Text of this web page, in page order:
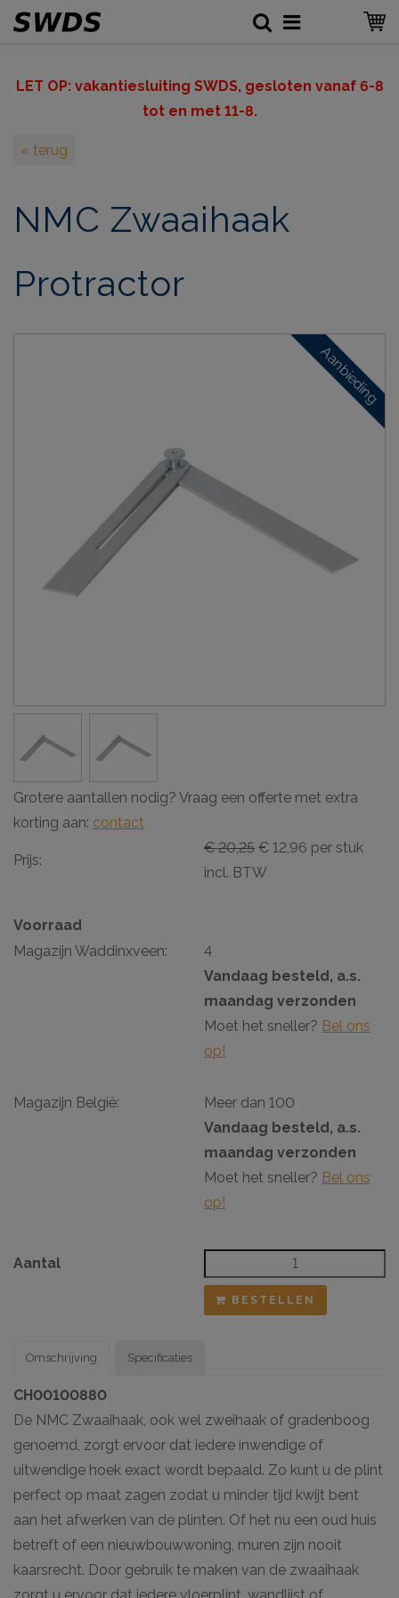
LET OP: vakantiesluiting SWDS, gesloten vanaf 6-8
tot en met 11-8.
« terug
NMC Zwaaihaak
Protractor
Aanbieding
Grotere aantallen nodig? Vraag een offerte met extra
korting aan: contact
Prijs:
€ 20,25 € 12,96 per stuk
incl. BTW
Voorraad
Magazijn Waddinxveen:
4
Vandaag besteld, a.s.
maandag verzonden
Moet het sneller? Bel ons
op!
Magazijn België:
Meer dan 100
Vandaag besteld, a.s.
maandag verzonden
Moet het sneller? Bel ons
op!
Aantal
BESTELLEN
Omschrijving
CH00100880
De NMC Zwaaihaak, ook wel zweihaak of gradenboog
genoemd, zorgt ervoor dat iedere inwendige of
uitwendige hoek exact wordt bepaald. Zo kunt u de plint
perfect op maat zagen zodat u minder tijd kwijt bent
aan het afwerken van de plinten. Of het nu een oud huis
betreft of een nieuwbouwwoning, muren zijn nooit
kaarsrecht. Door gebruik te maken van de zwaaihaak
Specificaties